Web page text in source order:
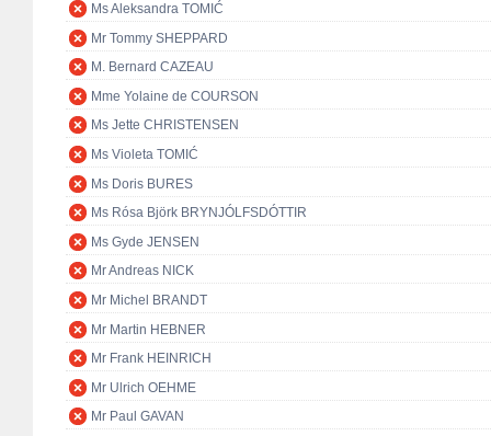
Ms Aleksandra TOMIĆ
Mr Tommy SHEPPARD
M. Bernard CAZEAU
Mme Yolaine de COURSON
Ms Jette CHRISTENSEN
Ms Violeta TOMIĆ
Ms Doris BURES
Ms Rósa Björk BRYNJÓLFSDÓTTIR
Ms Gyde JENSEN
Mr Andreas NICK
Mr Michel BRANDT
Mr Martin HEBNER
Mr Frank HEINRICH
Mr Ulrich OEHME
Mr Paul GAVAN